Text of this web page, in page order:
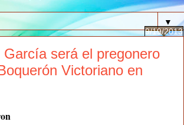
▼
9/19/2013
será el pregonero
Victoriano en